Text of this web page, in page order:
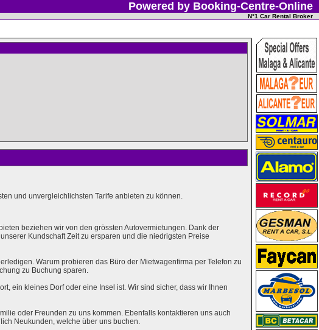
Powered by Booking-Centre-Online
N°1 Car Rental Broker
und unvergleichlichsten Tarife anbieten zu können.
beziehen wir von den grössten Autovermietungen. Dank der
Kundschaft Zeit zu ersparen und die niedrigsten Preise
Warum probieren das Büro der Mietwagenfirma per Telefon zu
zu Buchung sparen.
ein kleines Dorf oder eine Insel ist. Wir sind sicher, dass wir Ihnen
oder Freunden zu uns kommen. Ebenfalls kontaktieren uns auch
Neukunden, welche über uns buchen.